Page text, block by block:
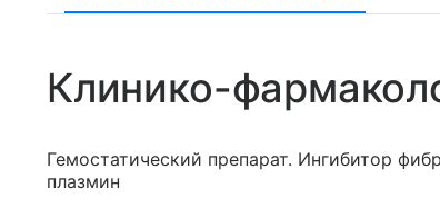
Клинико-
Гемостатический препарат. Ингибитор
плазмин